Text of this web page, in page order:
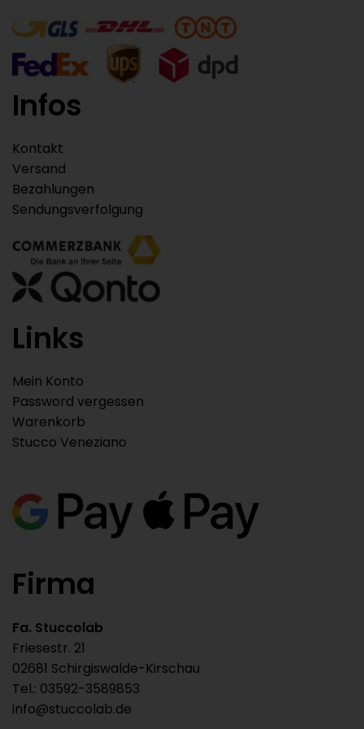
Infos
Kontakt
Versand
Bezahlungen
Sendungsverfolgung
Links
Mein Konto
Password vergessen
Warenkorb
Stucco Veneziano
Firma
Fa. Stuccolab
Friesestr. 21
02681 Schirgiswalde-Kirschau
Tel.: 03592-3589853
info@stuccolab.de